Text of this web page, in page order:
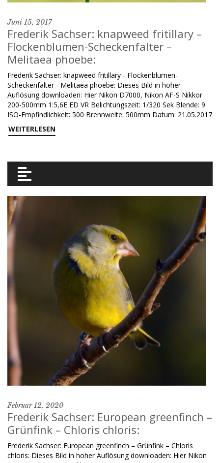
Juni 15, 2017
Frederik Sachser: knapweed fritillary –
Flockenblumen-Scheckenfalter –
Melitaea phoebe:
Frederik Sachser: knapweed fritillary - Flockenblumen-
Scheckenfalter - Melitaea phoebe: Dieses Bild in hoher
Auflösung downloaden: Hier Nikon D7000, Nikon AF-S Nikkor
200-500mm 1:5,6E ED VR Belichtungszeit: 1/320 Sek Blende: 9
ISO-Empfindlichkeit: 500 Brennweite: 500mm Datum: 21.05.2017
WEITERLESEN
Februar 12, 2020
Frederik Sachser: European greenfinch –
Grünfink – Chloris chloris:
Frederik Sachser: European greenfinch – Grünfink – Chloris
chloris: Dieses Bild in hoher Auflösung downloaden: Hier Nikon